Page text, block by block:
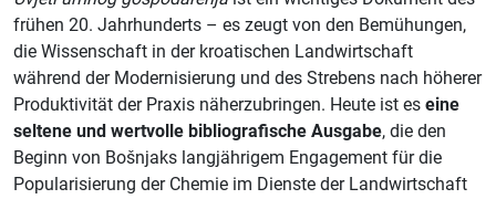
frühen 20. Jahrhunderts – es zeugt von den Bemühungen,
die Wissenschaft in der kroatischen Landwirtschaft
während der Modernisierung und des Strebens nach höherer
Produktivität der Praxis näherzubringen. Heute ist es eine
seltene und wertvolle bibliografische Ausgabe, die den
Beginn von Bošnjaks langjährigem Engagement für die
Popularisierung der Chemie im Dienste der Landwirtschaft